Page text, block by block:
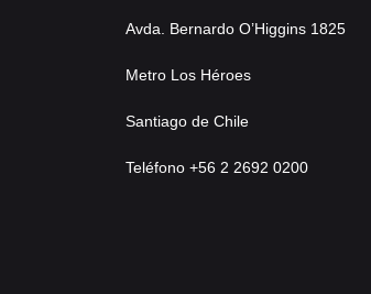
Avda. Bernardo O’Higgins 1825
Metro Los Héroes
Santiago de Chile
Teléfono +56 2 2692 0200